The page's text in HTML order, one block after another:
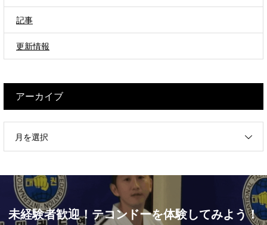
記事
更新情報
アーカイブ
月を選択
未経験者歓迎！テコンドーを体験してみよう！